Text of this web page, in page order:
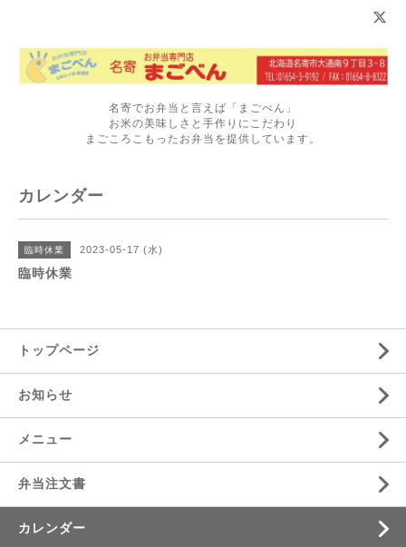
名寄でお弁当と言えば「まごべん」
お米の美味しさと手作りにこだわり
まごころこもったお弁当を提供しています。
カレンダー
臨時休業 2023-05-17 (水)
臨時休業
トップページ
お知らせ
メニュー
弁当注文書
カレンダー